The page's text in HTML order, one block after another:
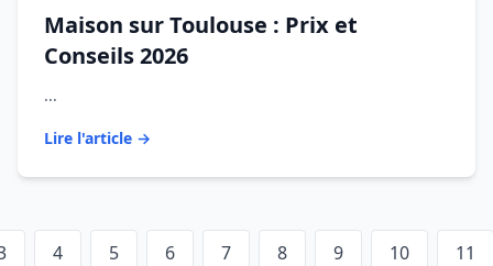
Maison sur Toulouse : Prix et
Conseils 2026
...
Lire l'article →
4 5 6 7 8 9 10 11